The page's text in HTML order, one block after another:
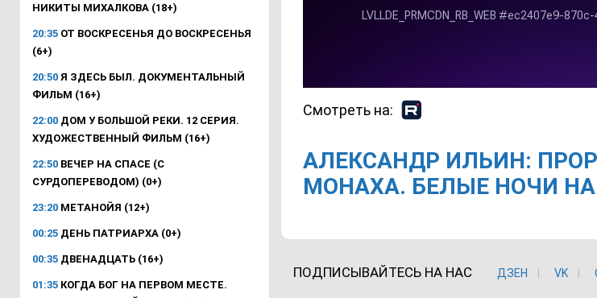
НИКИТЫ МИХАЛКОВА (18+)
20:35 ОТ ВОСКРЕСЕНЬЯ ДО ВОСКРЕСЕНЬЯ
(6+)
20:50 Я ЗДЕСЬ БЫЛ. ДОКУМЕНТАЛЬНЫЙ
ФИЛЬМ (16+)
22:00 ДОМ У БОЛЬШОЙ РЕКИ. 12 СЕРИЯ.
ХУДОЖЕСТВЕННЫЙ ФИЛЬМ (16+)
22:50 ВЕЧЕР НА СПАСЕ (С
СУРДОПЕРЕВОДОМ) (0+)
23:20 МЕТАНОЙЯ (12+)
00:25 ДЕНЬ ПАТРИАРХА (0+)
00:35 ДВЕНАДЦАТЬ (16+)
01:35 КОГДА БОГ НА ПЕРВОМ МЕСТЕ.
Смотреть на:
АЛЕКСАНДР ИЛЬИН:
МОНАХА. БЕЛЫЕ НОЧИ
ПОДПИСЫВАЙТЕСЬ НА НАС ДЗЕН VK